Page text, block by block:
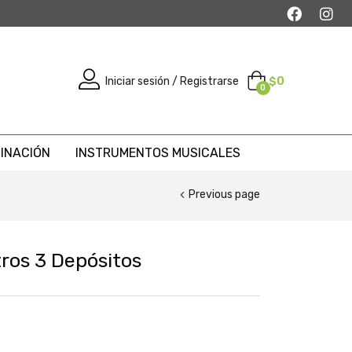
Iniciar sesión / Registrarse 0 $0
INSTRUMENTOS MUSICALES
Previous page
3 Depósitos